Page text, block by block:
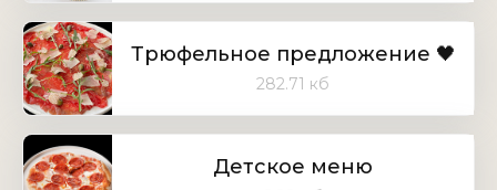
Трюфельное предложение 🖤
282.71 кб
Детское меню